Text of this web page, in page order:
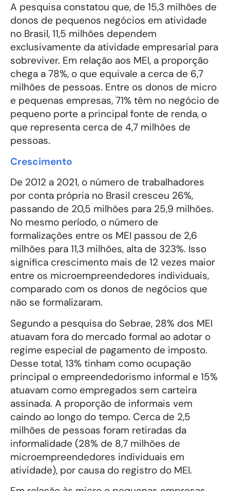
A pesquisa constatou que, de 15,3 milhões de
donos de pequenos negócios em atividade
no Brasil, 11,5 milhões dependem
exclusivamente da atividade empresarial para
sobreviver. Em relação aos MEI, a proporção
chega a 78%, o que equivale a cerca de 6,7
milhões de pessoas. Entre os donos de micro
e pequenas empresas, 71% têm no negócio de
pequeno porte a principal fonte de renda, o
que representa cerca de 4,7 milhões de
pessoas.
Crescimento
De 2012 a 2021, o número de trabalhadores
por conta própria no Brasil cresceu 26%,
passando de 20,5 milhões para 25,9 milhões.
No mesmo período, o número de
formalizações entre os MEI passou de 2,6
milhões para 11,3 milhões, alta de 323%. Isso
significa crescimento mais de 12 vezes maior
entre os microempreendedores individuais,
comparado com os donos de negócios que
não se formalizaram.
Segundo a pesquisa do Sebrae, 28% dos MEI
atuavam fora do mercado formal ao adotar o
regime especial de pagamento de imposto.
Desse total, 13% tinham como ocupação
principal o empreendedorismo informal e 15%
atuavam como empregados sem carteira
assinada. A proporção de informais vem
caindo ao longo do tempo. Cerca de 2,5
milhões de pessoas foram retiradas da
informalidade (28% de 8,7 milhões de
microempreendedores individuais em
atividade), por causa do registro do MEI.